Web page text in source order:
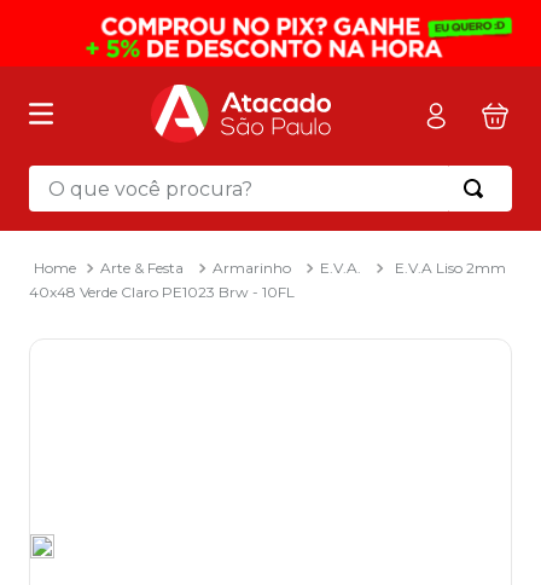
O que você procura?
Arte & Festa Armarinho E.V.A.
E.V.A Liso 2mm
40x48 Verde Claro PE1023 Brw - 10FL
Termos mais buscados
mochila
2º sacola
3º mala
8